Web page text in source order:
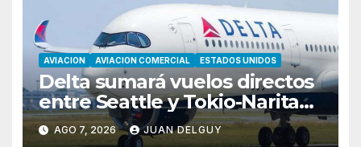
AVIACION AVIACION COMERCIAL ESTADOS UNIDOS
Delta sumará vuelos directos
entre Seattle y Tokio-Narita
desde marzo de 2027
AGO 7, 2026 JUAN DELGUY